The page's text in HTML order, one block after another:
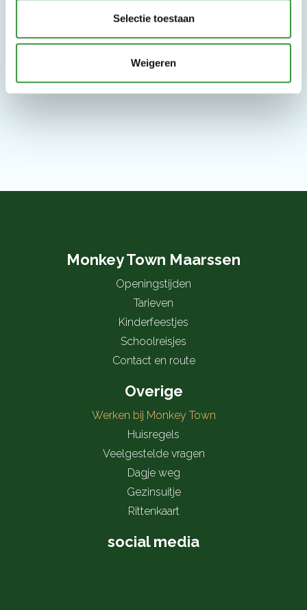
Selectie toestaan
Weigeren
Monkey Town Maarssen
Openingstijden
Tarieven
Kinderfeestjes
Schoolreisjes
Contact en route
Overige
Werken bij Monkey Town
Huisregels
Veelgestelde vragen
Dagje weg
Gezinsuitje
Rittenkaart
social media